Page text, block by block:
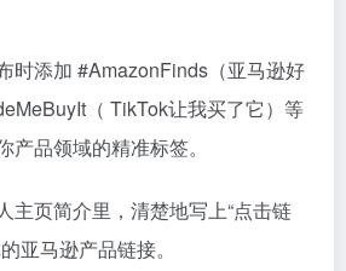
时添加 #AmazonFinds（亚马逊好
（ TikTok让我买了它）等
产品领域的精准标签。
主页简介里，清楚地写上“点击链
亚马逊产品链接。